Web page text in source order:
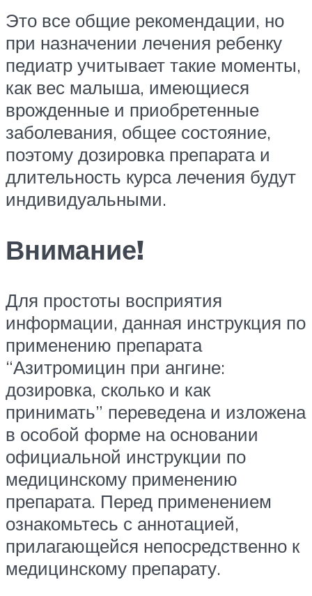
Это все общие рекомендации, но
при назначении лечения ребенку
педиатр учитывает такие моменты,
как вес малыша, имеющиеся
врожденные и приобретенные
заболевания, общее состояние,
поэтому дозировка препарата и
длительность курса лечения будут
индивидуальными.
Внимание!
Для простоты восприятия
информации, данная инструкция по
применению препарата
“Азитромицин при ангине:
дозировка, сколько и как
принимать” переведена и изложена
в особой форме на основании
официальной инструкции по
медицинскому применению
препарата. Перед применением
ознакомьтесь с аннотацией,
прилагающейся непосредственно к
медицинскому препарату.